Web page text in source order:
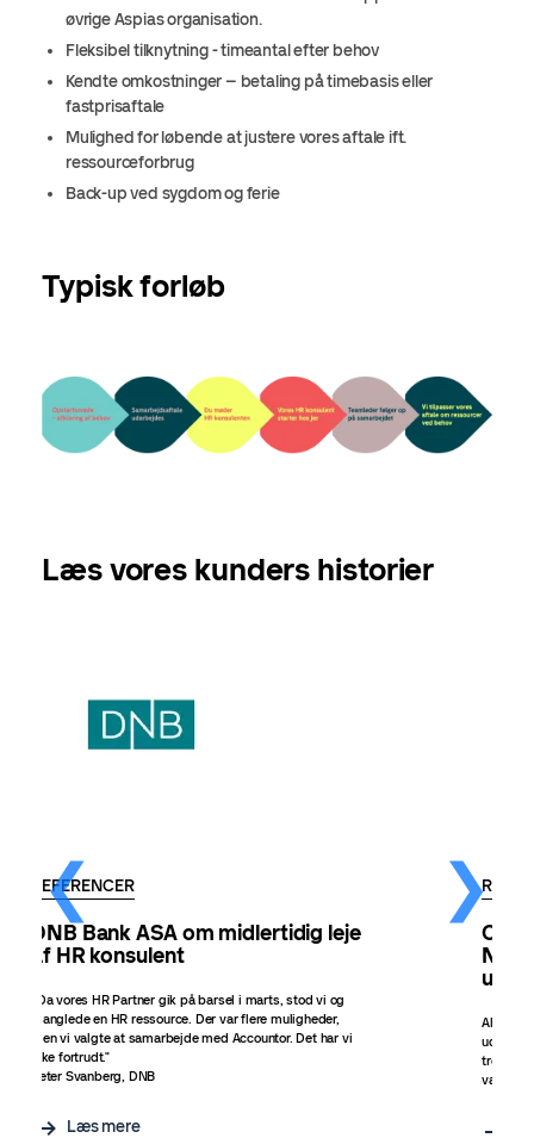
øvrige Aspias organisation.
Fleksibel tilknytning - timeantal efter behov
Kendte omkostninger – betaling på timebasis eller
fastprisaftale
Mulighed for løbende at justere vores aftale ift.
ressourceforbrug
Back-up ved sygdom og ferie
Typisk forløb
Læs vores kunders historier
REFERENCER
DNB Bank ASA om midlertidig leje
af HR konsulent
”Da vores HR Partner gik på barsel i marts, stod vi og
manglede en HR ressource. Der var flere muligheder,
men vi valgte at samarbejde med Accountor. Det har vi
ikke fortrudt."
Peter Svanberg, DNB
Læs mere
Alle
tredje år